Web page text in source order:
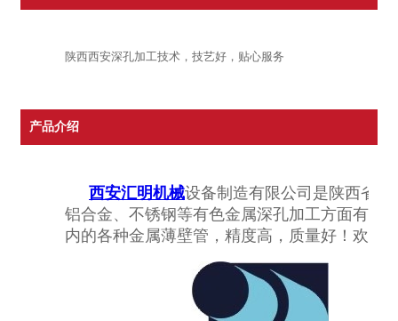
陕西西安深孔加工技术，技艺好，贴心服务
产品介绍
西安汇明机械设备制造有限公司是陕西省
铝合金、不锈钢等有色金属深孔加工方面有丰
内的各种金属薄壁管，精度高，质量好！欢迎